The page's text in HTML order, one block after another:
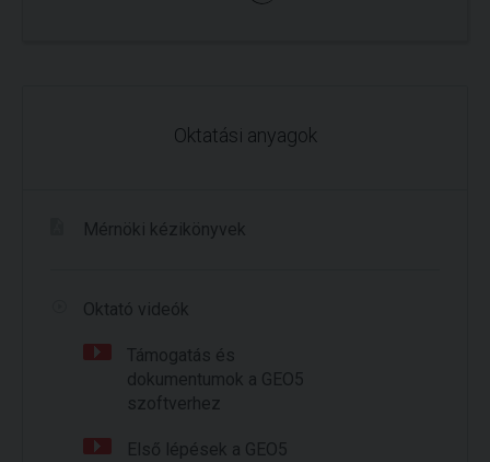
Oktatási anyagok
Mérnöki kézikönyvek
Oktató videók
Támogatás és
dokumentumok a GEO5
szoftverhez
Első lépések a GEO5